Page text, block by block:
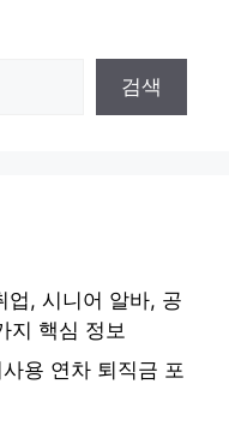
검색
업, 시니어 알바, 공
지 핵심 정보
용 연차 퇴직금 포